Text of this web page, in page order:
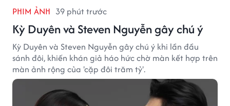
PHIM ẢNH 39 phút trước
Kỳ Duyên và Steven Nguyễn gây chú ý
Kỳ Duyên và Steven Nguyễn gây chú ý khi lần đầu
sánh đôi, khiến khán giả háo hức chờ màn kết hợp trên
màn ảnh rộng của 'cặp đôi trăm tỷ'.